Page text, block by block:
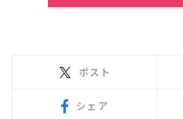
ポスト
シェア